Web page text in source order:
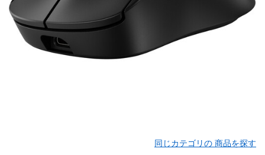
同じカテゴリの 商品を探す